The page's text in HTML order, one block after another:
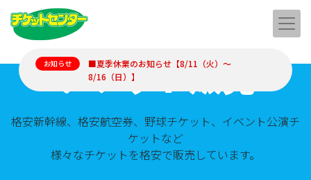
お知らせ
■夏季休業のお知らせ【8/11（火）～
8/16（日）】
チケット販売
格安新幹線、格安航空券、野球チケット、イベント公演チ
ケットなど
様々なチケットを格安で販売しています。